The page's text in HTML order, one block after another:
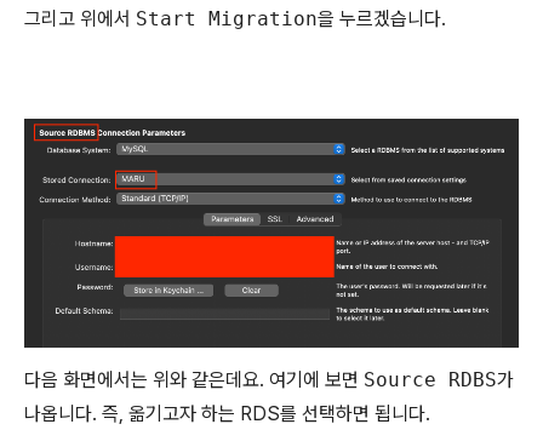
그리고 위에서 Start Migration을 누르겠습니다.
다음 화면에서는 위와 같은데요. 여기에 보면 Source RDBS가
나옵니다. 즉, 옮기고자 하는 RDS를 선택하면 됩니다.